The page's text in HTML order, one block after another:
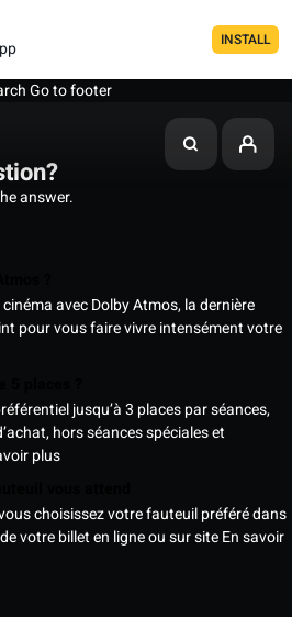
INSTALL
Go to footer
answer.
avec Dolby Atmos, la dernière
pour vous faire vivre intensément votre
jusqu’à 3 places par séances,
hors séances spéciales et
plus
choisissez votre fauteuil préféré dans
votre billet en ligne ou sur siteEn savoir